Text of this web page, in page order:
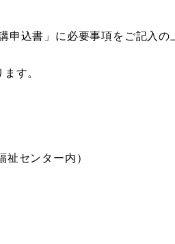
込書」に必要事項をご記入の
す。
センター内）